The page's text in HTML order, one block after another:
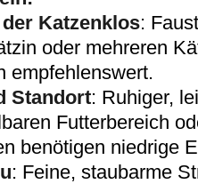
Katzenklos:
oder mehreren
empfehlenswert.
Standort: Ruhiger,
Futterbereich
benötigen niedrige
: Feine, staubarme